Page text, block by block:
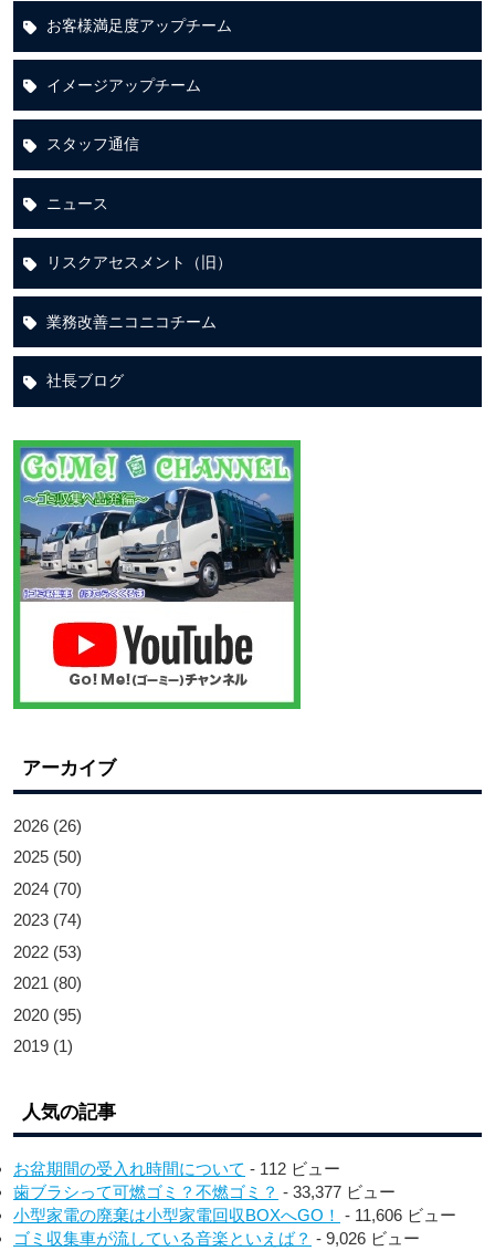
お客様満足度アップチーム
イメージアップチーム
スタッフ通信
ニュース
リスクアセスメント（旧）
業務改善ニコニコチーム
社長ブログ
アーカイブ
2026 (26)
2025 (50)
2024 (70)
2023 (74)
2022 (53)
2021 (80)
2020 (95)
2019 (1)
人気の記事
お盆期間の受入れ時間について - 112 ビュー
歯ブラシって可燃ゴミ？不燃ゴミ？ - 33,377 ビュー
小型家電の廃棄は小型家電回収BOXへGO！ - 11,606 ビュー
ゴミ収集車が流している音楽といえば？ - 9,026 ビュー